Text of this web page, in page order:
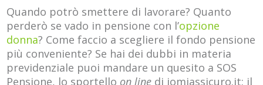
Quando potrò smettere di lavorare? Quanto
perderò se vado in pensione con l’opzione
donna? Come faccio a scegliere il fondo pensione
più conveniente? Se hai dei dubbi in materia
previdenziale puoi mandare un quesito a SOS
Pensione, lo sportello on line di iomiassicuro.it: il